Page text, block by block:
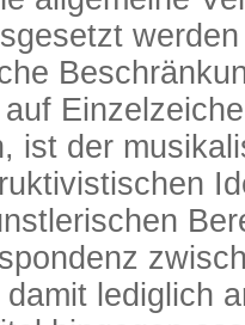
ist der
lediglich